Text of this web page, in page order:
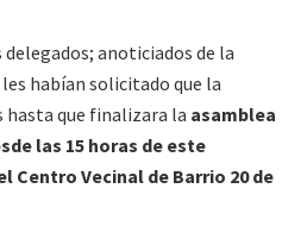
anoticiados de la
habían solicitado que la
hasta que finalizara la asamblea
las 15 horas de este
Centro Vecinal de Barrio 20 de